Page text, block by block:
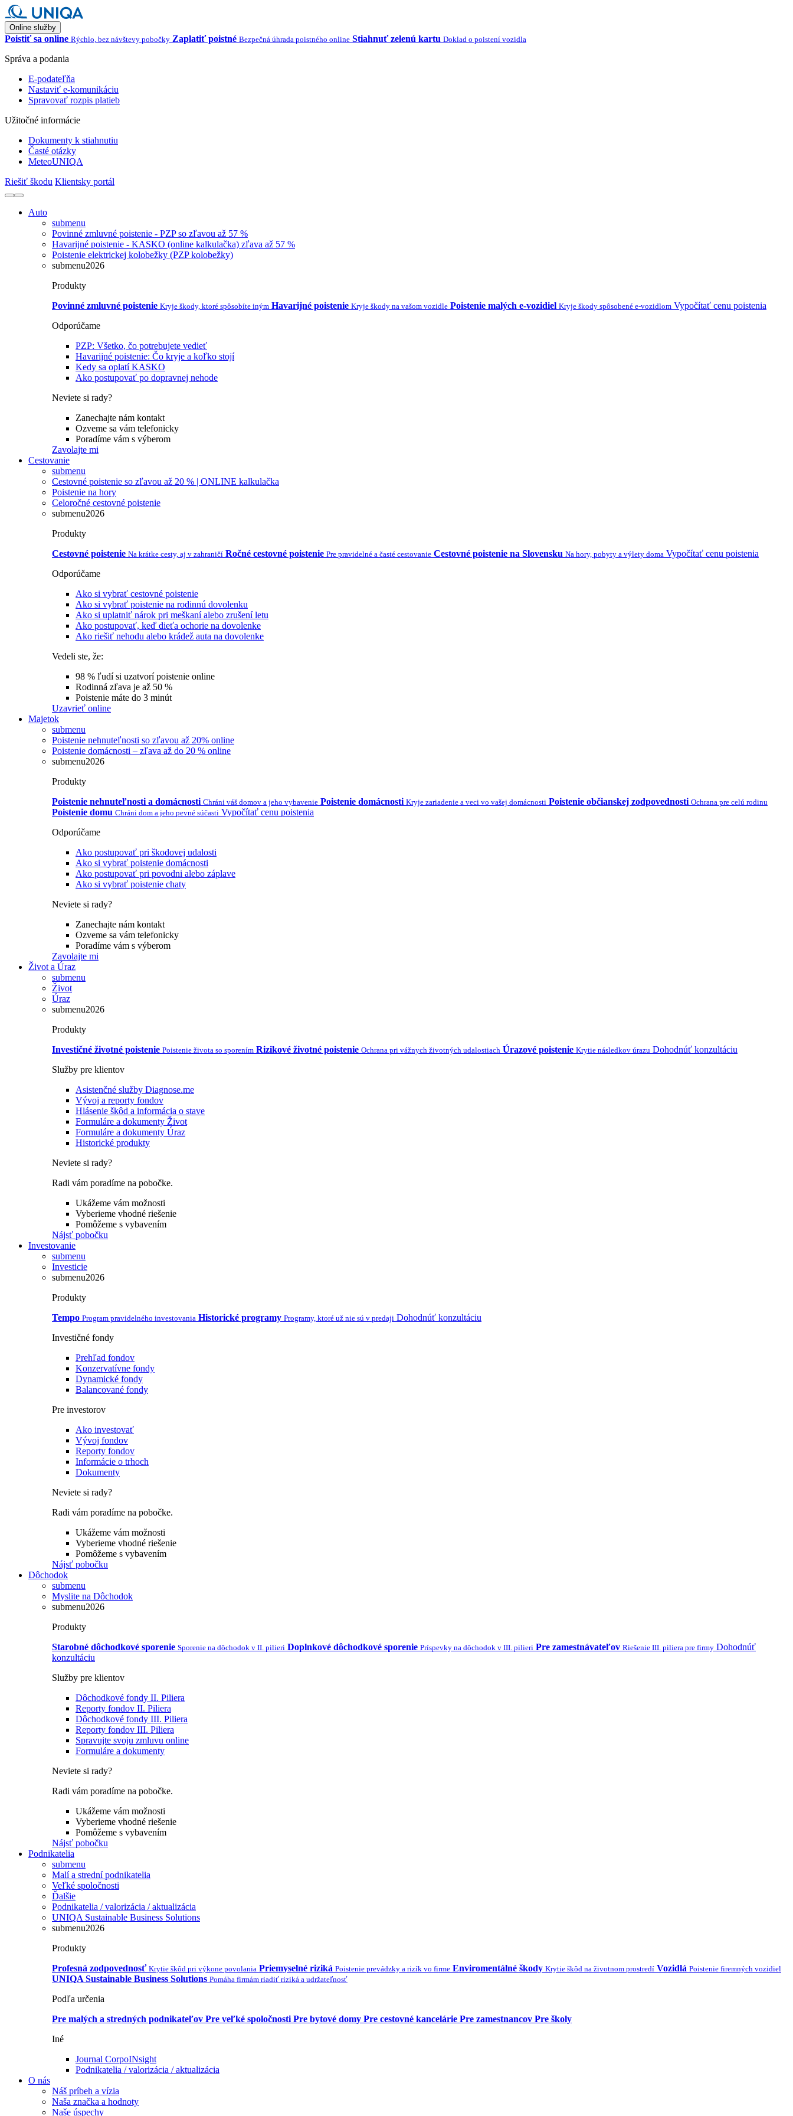
Online služby
Poistiť sa online Rýchlo, bez návštevy pobočky Zaplatiť poistné Bezpečná úhrada poistného online Stiahnuť zelenú kartu Doklad o poistení vozidla
Správa a podania
E-podateľňa
Nastaviť e-komunikáciu
Spravovať rozpis platieb
Užitočné informácie
Dokumenty k stiahnutiu
Časté otázky
MeteoUNIQA
Riešiť škodu Klientsky portál
Auto
submenu
Povinné zmluvné poistenie - PZP so zľavou až 57 %
Havarijné poistenie - KASKO (online kalkulačka) zľava až 57 %
Poistenie elektrickej kolobežky (PZP kolobežky)
submenu2026
Produkty
Povinné zmluvné poistenie Kryje škody, ktoré spôsobíte iným Havarijné poistenie Kryje škody na vašom vozidle Poistenie malých e-vozidiel Kryje škody spôsobené e-vozidlom Vypočítať cenu poistenia
Odporúčame
PZP: Všetko, čo potrebujete vedieť
Havarijné poistenie: Čo kryje a koľko stojí
Kedy sa oplatí KASKO
Ako postupovať po dopravnej nehode
Neviete si rady?
Zanechajte nám kontakt
Ozveme sa vám telefonicky
Poradíme vám s výberom
Zavolajte mi
Cestovanie
submenu
Cestovné poistenie so zľavou až 20 % | ONLINE kalkulačka
Poistenie na hory
Celoročné cestovné poistenie
submenu2026
Produkty
Cestovné poistenie Na krátke cesty, aj v zahraničí Ročné cestovné poistenie Pre pravidelné a časté cestovanie Cestovné poistenie na Slovensku Na hory, pobyty a výlety doma Vypočítať cenu poistenia
Odporúčame
Ako si vybrať cestovné poistenie
Ako si vybrať poistenie na rodinnú dovolenku
Ako si uplatniť nárok pri meškaní alebo zrušení letu
Ako postupovať, keď dieťa ochorie na dovolenke
Ako riešiť nehodu alebo krádež auta na dovolenke
Vedeli ste, že:
98 % ľudí si uzatvorí poistenie online
Rodinná zľava je až 50 %
Poistenie máte do 3 minút
Uzavrieť online
Majetok
submenu
Poistenie nehnuteľnosti so zľavou až 20% online
Poistenie domácnosti – zľava až do 20 % online
submenu2026
Produkty
Poistenie nehnuteľnosti a domácnosti Chráni váš domov a jeho vybavenie Poistenie domácnosti Kryje zariadenie a veci vo vašej domácnosti Poistenie občianskej zodpovednosti Ochrana pre celú rodinu
Poistenie domu Chráni dom a jeho pevné súčasti Vypočítať cenu poistenia
Odporúčame
Ako postupovať pri škodovej udalosti
Ako si vybrať poistenie domácnosti
Ako postupovať pri povodni alebo záplave
Ako si vybrať poistenie chaty
Neviete si rady?
Zanechajte nám kontakt
Ozveme sa vám telefonicky
Poradíme vám s výberom
Zavolajte mi
Život a Úraz
submenu
Život
Úraz
submenu2026
Produkty
Investičné životné poistenie Poistenie života so sporením Rizikové životné poistenie Ochrana pri vážnych životných udalostiach Úrazové poistenie Krytie následkov úrazu Dohodnúť konzultáciu
Služby pre klientov
Asistenčné služby Diagnose.me
Vývoj a reporty fondov
Hlásenie škôd a informácia o stave
Formuláre a dokumenty Život
Formuláre a dokumenty Úraz
Historické produkty
Neviete si rady?
Radi vám poradíme na pobočke.
Ukážeme vám možnosti
Vyberieme vhodné riešenie
Pomôžeme s vybavením
Nájsť pobočku
Investovanie
submenu
Investicie
submenu2026
Produkty
Tempo Program pravidelného investovania Historické programy Programy, ktoré už nie sú v predaji Dohodnúť konzultáciu
Investičné fondy
Prehľad fondov
Konzervatívne fondy
Dynamické fondy
Balancované fondy
Pre investorov
Ako investovať
Vývoj fondov
Reporty fondov
Informácie o trhoch
Dokumenty
Neviete si rady?
Radi vám poradíme na pobočke.
Ukážeme vám možnosti
Vyberieme vhodné riešenie
Pomôžeme s vybavením
Nájsť pobočku
Dôchodok
submenu
Myslite na Dôchodok
submenu2026
Produkty
Starobné dôchodkové sporenie Sporenie na dôchodok v II. pilieri Doplnkové dôchodkové sporenie Príspevky na dôchodok v III. pilieri Pre zamestnávateľov Riešenie III. piliera pre firmy Dohodnúť
konzultáciu
Služby pre klientov
Dôchodkové fondy II. Piliera
Reporty fondov II. Piliera
Dôchodkové fondy III. Piliera
Reporty fondov III. Piliera
Spravujte svoju zmluvu online
Formuláre a dokumenty
Neviete si rady?
Radi vám poradíme na pobočke.
Ukážeme vám možnosti
Vyberieme vhodné riešenie
Pomôžeme s vybavením
Nájsť pobočku
Podnikatelia
submenu
Malí a strední podnikatelia
Veľké spoločnosti
Ďalšie
Podnikatelia / valorizácia / aktualizácia
UNIQA Sustainable Business Solutions
submenu2026
Produkty
Profesná zodpovednosť Krytie škôd pri výkone povolania Priemyselné riziká Poistenie prevádzky a rizík vo firme Enviromentálné škody Krytie škôd na životnom prostredí Vozidlá Poistenie firemných vozidiel
UNIQA Sustainable Business Solutions Pomáha firmám riadiť riziká a udržateľnosť
Podľa určenia
Pre malých a stredných podnikateľov Pre veľké spoločnosti Pre bytové domy Pre cestovné kancelárie Pre zamestnancov Pre školy
Iné
Journal CorpoINsight
Podnikatelia / valorizácia / aktualizácia
O nás
Náš príbeh a vízia
Naša značka a hodnoty
Naše úspechy